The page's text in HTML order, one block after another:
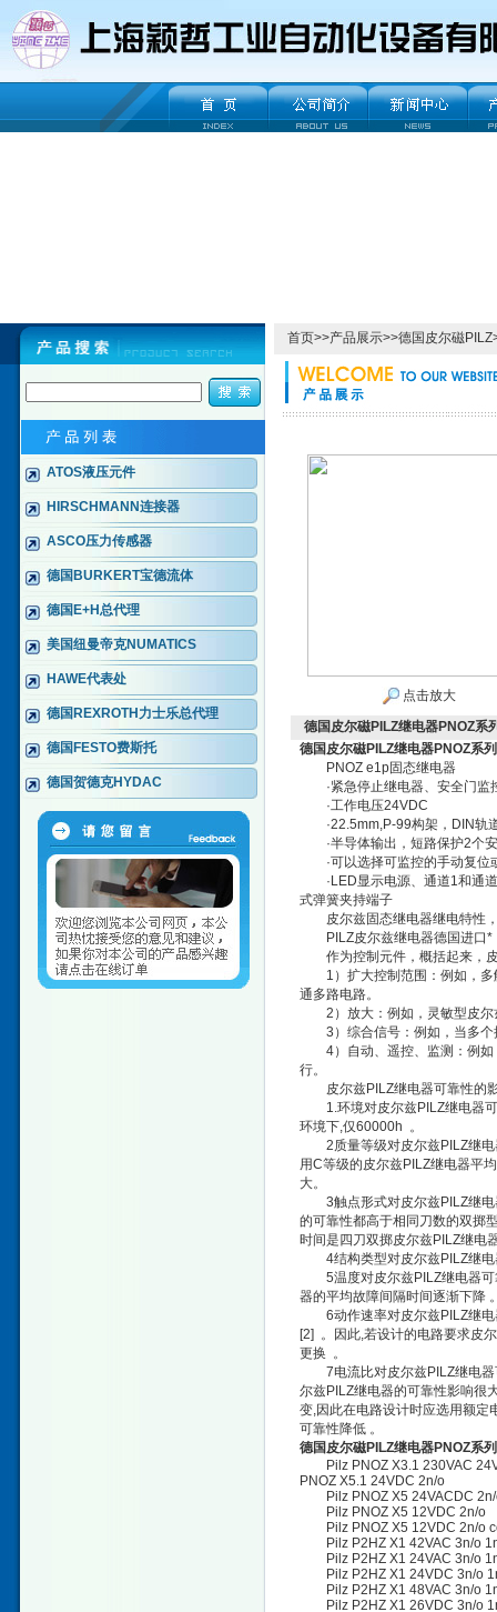
ATOS液压元件
HIRSCHMANN连接器
ASCO压力传感器
德国BURKERT宝德流体
德国E+H总代理
美国纽曼帝克NUMATICS
HAWE代表处
德国REXROTH力士乐总代理
德国FESTO费斯托
德国贺德克HYDAC
首页>>产品展示>>德国皮尔磁PILZ
点击放大
德国皮尔磁PILZ继电器PNOZ系
德国皮尔磁PILZ继电器PNOZ系
PNOZ e1p固态继电器
·紧急停止继电器、安全门监
·工作电压24VDC
·22.5mm,P-99构架，DIN轨
·半导体输出，短路保护2个安
·可以选择可监控的手动复位
·LED显示电源、通道1和通道
式弹簧夹持端子
皮尔兹固态继电器继电特性
PILZ皮尔兹继电器德国进口*
作为控制元件，概括起来，皮
1）扩大控制范围：例如，多
通多路电路。
2）放大：例如，灵敏型皮尔
3）综合信号：例如，当多个
4）自动、遥控、监测：例如
行。
皮尔兹PILZ继电器可靠性的
1.环境对皮尔兹PILZ继电器可
环境下,仅60000h 。
2质量等级对皮尔兹PILZ继电
用C等级的皮尔兹PILZ继电器平
大。
3触点形式对皮尔兹PILZ继电
的可靠性都高于相同刀数的双掷
时间是四刀双掷皮尔兹PILZ继电
4结构类型对皮尔兹PILZ继电
5温度对皮尔兹PILZ继电器可
器的平均故障间隔时间逐渐下降
6动作速率对皮尔兹PILZ继电
[2] 。因此,若设计的电路要求皮
更换 。
7电流比对皮尔兹PILZ继电器
尔兹PILZ继电器的可靠性影响很
变,因此在电路设计时应选用额定
可靠性降低 。
德国皮尔磁PILZ继电器PNOZ系
Pilz PNOZ X3.1 230VAC
PNOZ X5.1 24VDC 2n/o
Pilz PNOZ X5 24VACDC
Pilz PNOZ X5 12VDC 2n/o
Pilz PNOZ X5 12VDC 2n/o
Pilz P2HZ X1 42VAC 3n/o
Pilz P2HZ X1 24VAC 3n/o
Pilz P2HZ X1 24VDC 3n/o
Pilz P2HZ X1 48VAC 3n/o
Pilz P2HZ X1 26VDC 3n/o